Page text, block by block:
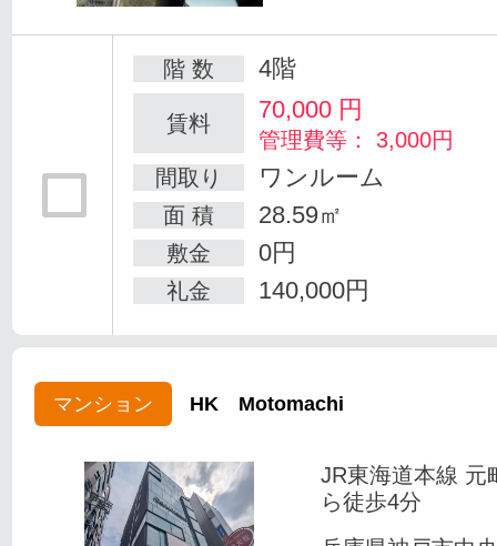
階 数 4階
賃料 70,000 円
管理費等： 3,000円
間取り
ワンルーム
面 積 28.59㎡
敷金 0円
礼金 140,000円
マンション HK Motomachi
JR東海道本線 元
ら徒歩4分